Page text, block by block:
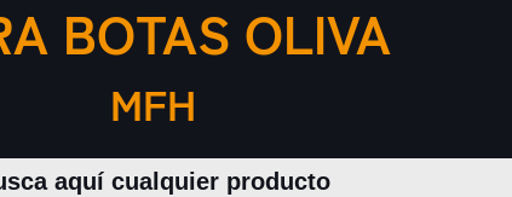
BOTAS OLIVA
MFH
Buscar productos